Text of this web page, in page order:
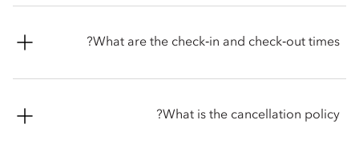
can accommodate one dog or one cat under 10kgs. To
Fitness Centre, Oriental Club Lounge and our events spaces.
What are the check‑in and check‑out times?
require assistance for early check-in or late check-out, you can
What is the cancellation policy?